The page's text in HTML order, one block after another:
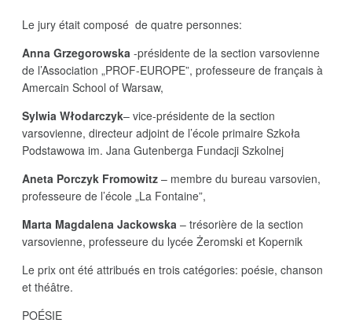
Le jury était composé de quatre personnes:
Anna Grzegorowska -présidente de la section varsovienne
de l’Association „PROF-EUROPE”, professeure de français à
Amercain School of Warsaw,
Sylwia Włodarczyk– vice-présidente de la section
varsovienne, directeur adjoint de l’école primaire Szkoła
Podstawowa im. Jana Gutenberga Fundacji Szkolnej
Aneta Porczyk Fromowitz– membre du bureau varsovien,
professeure de l’école „La Fontaine”,
Marta Magdalena Jackowska – trésorière de la section
varsovienne, professeure du lycée Żeromski et Kopernik
Le prix ont été attribués en trois catégories: poésie, chanson
et théâtre.
POÉSIE